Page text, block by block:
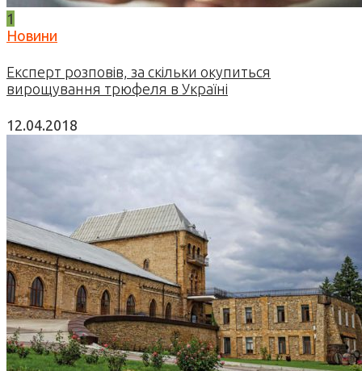
1
Новини
Експерт розповів, за скільки окупиться
вирощування трюфеля в Україні
12.04.2018